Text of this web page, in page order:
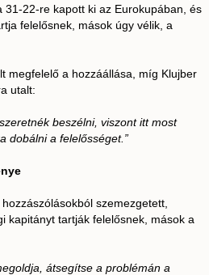
22-re kapott ki az Eurokupában, és
felelősnek, mások úgy vélik, a
megfelelő a hozzáállása, míg Klujber
utalt:
beszélni, viszont itt most
dobálni a felelősséget.”
szemezgetett,
kapitányt tartják felelősnek, mások a
átsegítse a problémán a